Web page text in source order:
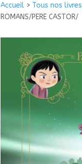
Accueil > Tous nos livres
ROMANS/PERE CASTOR/